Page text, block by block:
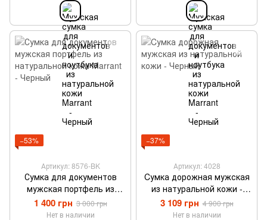
−53%
Артикул: 8576-BK
Сумка для документов
мужская портфель из
натуральной кожи Marrant
- Черный
1 400 грн 3 000 грн
Нет в наличии
−37%
Артикул: 4028
Cумка дорожная мужская
из натуральной кожи -
Черный
3 109 грн 4 900 грн
Нет в наличии